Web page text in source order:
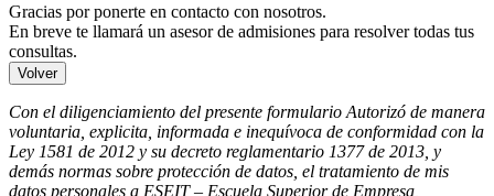
Gracias por ponerte en contacto con nosotros.
En breve te llamará un asesor de admisiones para resolver todas tus
consultas.
Volver
Con el diligenciamiento del presente formulario Autorizó de manera
voluntaria, explicita, informada e inequívoca de conformidad con la
Ley 1581 de 2012 y su decreto reglamentario 1377 de 2013, y
demás normas sobre protección de datos, el tratamiento de mis
datos personales a ESEIT – Escuela Superior de Empresa,